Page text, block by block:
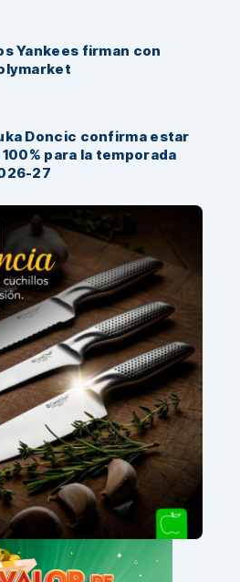
Yankees firman con
Doncic confirma estar
100% para la temporada
27